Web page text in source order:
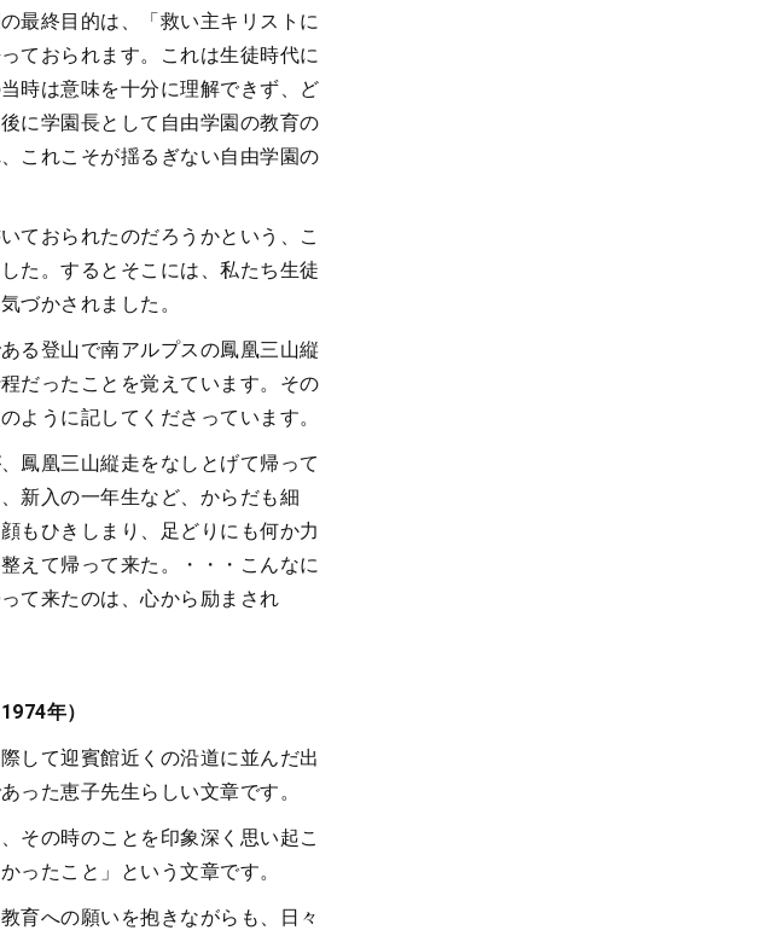
最終目的は、「救い主キリストに
ておられます。これは生徒時代に
時は意味を十分に理解できず、ど
に学園長として自由学園の教育の
これこそが揺るぎない自由学園の
ておられたのだろうかという、こ
た。するとそこには、私たち生徒
づかされました。
る登山で南アルプスの鳳凰三山縦
だったことを覚えています。その
ように記してくださっています。
鳳凰三山縦走をなしとげて帰って
新入の一年生など、からだも細
もひきしまり、足どりにも何か力
えて帰って来た。・・・こんなに
て来たのは、心から励まされ
年）
して迎賓館近くの沿道に並んだ出
った恵子先生らしい文章です。
その時のことを印象深く思い起こ
ったこと」という文章です。
育への願いを抱きながらも、日々